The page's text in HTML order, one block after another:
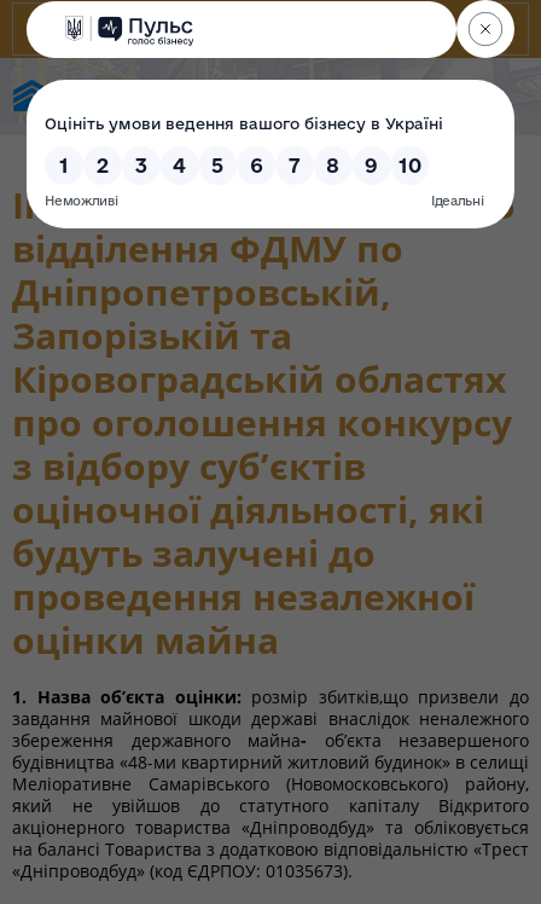
Інформація Регіонального
відділення ФДМУ по
Дніпропетровській,
Запорізькій та
Кіровоградській областях
про оголошення конкурсу
з відбору суб’єктів
оціночної діяльності, які
будуть залучені до
проведення незалежної
оцінки майна
1. Назва об’єкта оцінки: розмір збитків,що призвели до
завдання майнової шкоди державі внаслідок неналежного
збереження державного майна- об’єкта незавершеного
будівництва «48-ми квартирний житловий будинок» в селищі
Меліоративне Самарівського (Новомосковського) району,
який не увійшов до статутного капіталу Відкритого
акціонерного товариства «Дніпроводбуд» та обліковується
на балансі Товариства з додатковою відповідальністю «Трест
«Дніпроводбуд» (код ЄДРПОУ: 01035673).